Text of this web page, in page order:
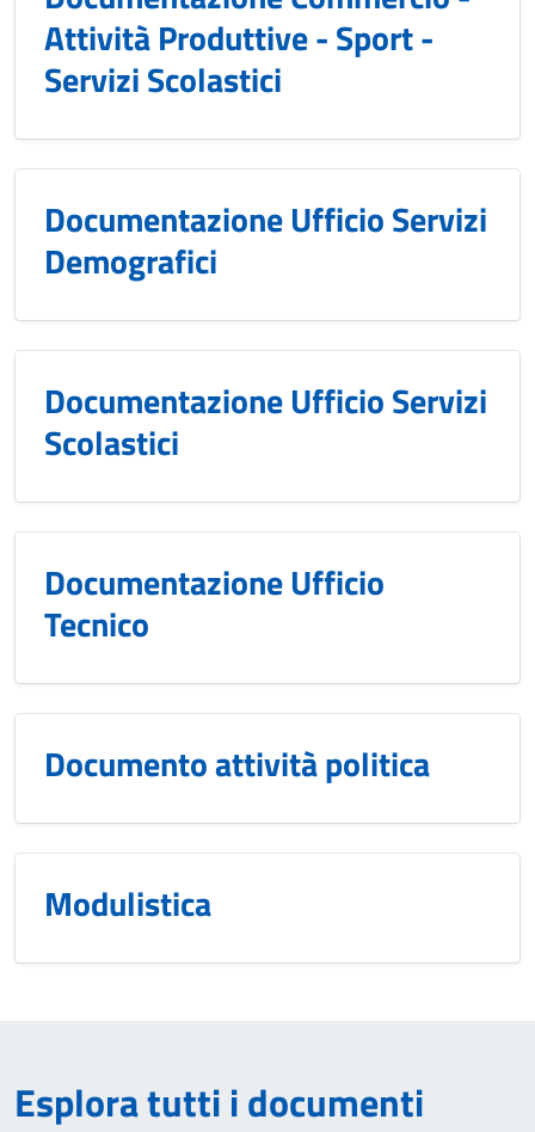
Attività Produttive - Sport -
Servizi Scolastici
Documentazione Ufficio Servizi
Demografici
Documentazione Ufficio Servizi
Scolastici
Documentazione Ufficio
Tecnico
Documento attività politica
Modulistica
Esplora tutti i documenti